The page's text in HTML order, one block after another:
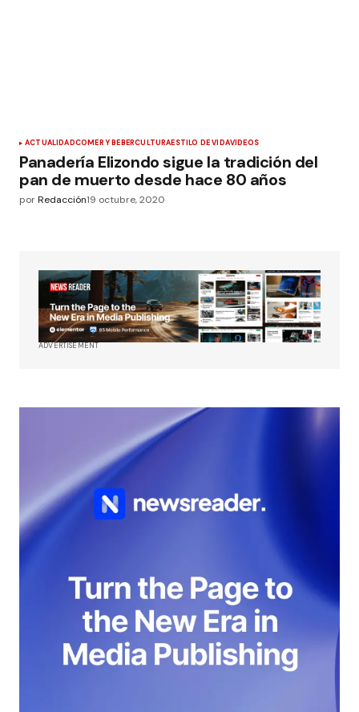
ACTUALIDADCOMER Y BEBERCULTURAESTILO DE VIDAVIDEOS
Panadería Elizondo sigue la tradición del
pan de muerto desde hace 80 años
porRedacción19 octubre, 2020
ADVERTISEMENT